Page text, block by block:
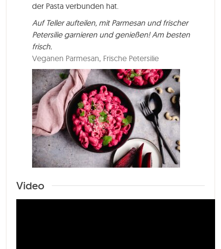
der Pasta verbunden hat.
Auf Teller aufteilen, mit Parmesan und frischer
Petersilie garnieren und genießen! Am besten
frisch.
Veganen Parmesan, Frische Petersilie
Video